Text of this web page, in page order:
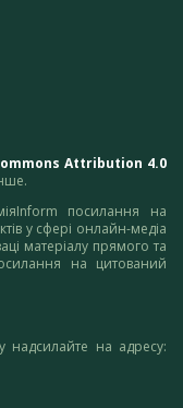
Attribution 4.0
посилання на
у сфері онлайн-медіа
матеріалу прямого та
на цитований
надсилайте на адресу: